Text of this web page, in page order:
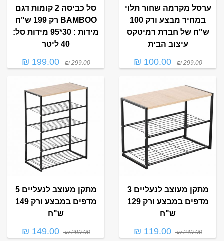
ערסל מקרמה שחור תלוי
במחיר מבצע ורק 100
ש"ח של חברת רמיטקס
עיצוב הבית
299.00 ₪
100.00 ₪
סל כביסה 2 קומות דגם
BAMBOO רק 199 ש"ח
מידות : 30*95 מידות סל:
40 ליטר
299.00 ₪
199.00 ₪
מתקן מעוצב לנעליים 3
מדפים במבצע ורק 129
ש"ח
249.00 ₪
119.00 ₪
מתקן מעוצב לנעליים 5
מדפים במבצע ורק 149
ש"ח
299.00 ₪
149.00 ₪